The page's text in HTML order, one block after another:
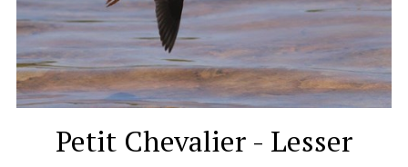
Petit Chevalier - Lesser